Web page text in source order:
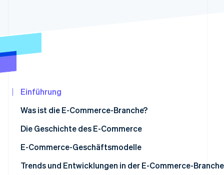
Stripe-Sessions 2026
Jetzt ansehen
Einführung
Was ist die E-Commerce-Branche?
Marktvolumen
Penetrationsrate von E-Commerce
Die Geschichte des E-Commerce
E-Commerce-Geschäftsmodelle
Trends und Entwicklungen in der E-Commerce-Branche